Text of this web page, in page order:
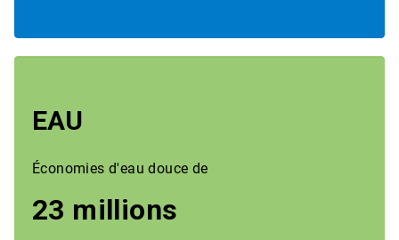
EAU
Économies d'eau douce de
23 millions